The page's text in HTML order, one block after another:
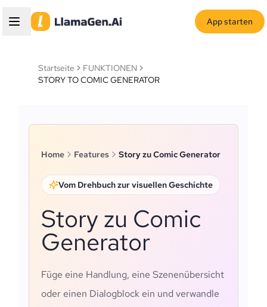
App starten
Startseite
FUNKTIONEN
STORY TO COMIC GENERATOR
Home Features Story zu Comic Generator
Vom Drehbuch zur visuellen Geschichte
Story zu Comic
Generator
Füge eine Handlung, eine Szenenübersicht
oder einen Dialogblock ein und verwandle